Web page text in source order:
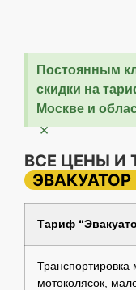
Постоянным
скидки на
Москве и
×
ВСЕ ЦЕНЫ И
Тариф
Транспортировка
мотоколясок,